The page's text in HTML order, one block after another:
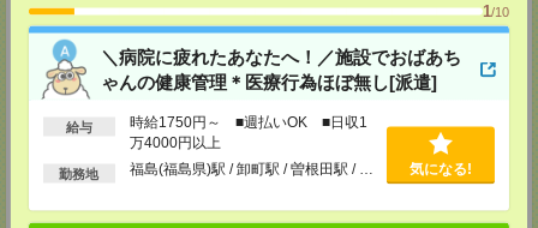
1/10
＼病院に疲れたあなたへ！／施設でおばあち
ゃんの健康管理＊医療行為ほぼ無し[派遣]
給与
時給1750円～ ■週払いOK ■日収1
万4000円以上
勤務地 福島(福島県)駅 / 卸町駅 / 曽根田駅 / … 気になる!
TEL：0120-802-179
MAIL：tenshoku@nikken-ts.jp
担当：採用担当
メディカルケア事業部 郡山オフィス
福島県郡山市西ノ内二丁目12番8号 古川ビル
TEL：0120-992-518
tenshoku@nikken-ts.jp
担当：採用担当